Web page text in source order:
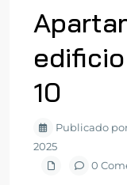
10
Publicado
2025
0